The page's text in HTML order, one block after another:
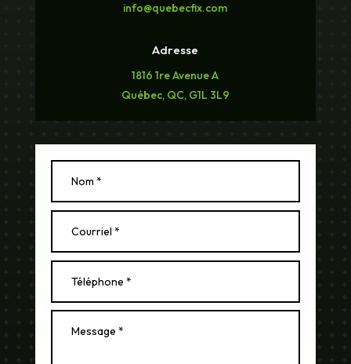
info@quebecfix.com
Adresse
1816 1re Avenue A
Québec, QC, G1L 3L9